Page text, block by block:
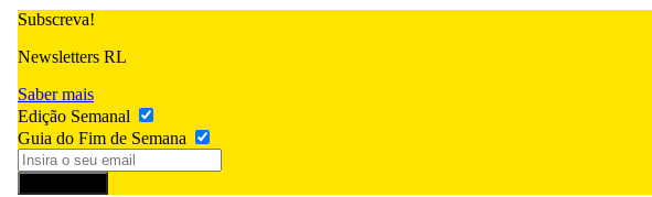
Subscreva!
Newsletters RL
Saber mais
Edição Semanal
Guia do Fim de Semana